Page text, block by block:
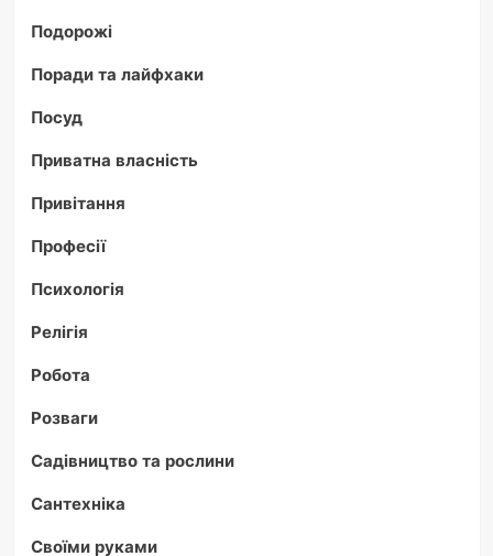
Подорожі
Поради та лайфхаки
Посуд
Приватна власність
Привітання
Професії
Психологія
Релігія
Робота
Розваги
Садівництво та рослини
Сантехніка
Своїми руками